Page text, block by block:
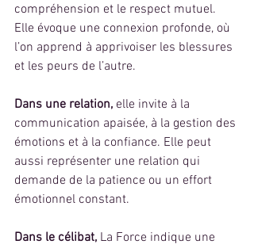
compréhension et le respect mutuel.
Elle évoque une connexion profonde, où
l’on apprend à apprivoiser les blessures
et les peurs de l’autre.
Dans une relation, elle invite à la
communication apaisée, à la gestion des
émotions et à la confiance. Elle peut
aussi représenter une relation qui
demande de la patience ou un effort
émotionnel constant.
Dans le célibat, La Force indique une